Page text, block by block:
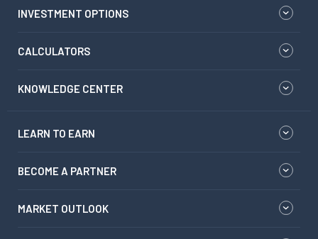
INVESTMENT OPTIONS
CALCULATORS
KNOWLEDGE CENTER
LEARN TO EARN
BECOME A PARTNER
MARKET OUTLOOK